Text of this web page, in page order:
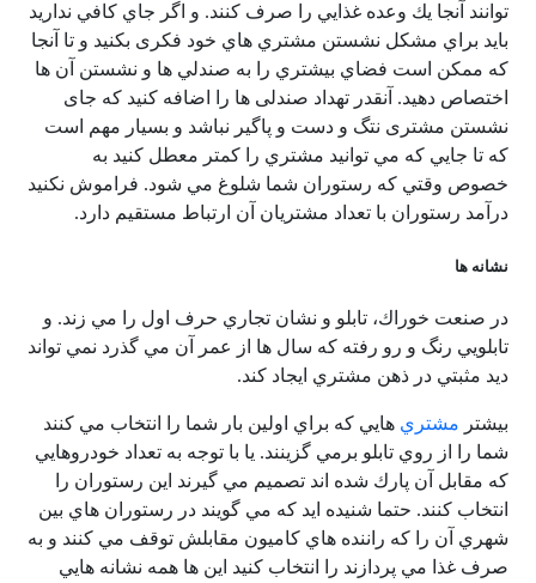
توانند آنجا يك وعده غذايي را صرف كنند. و اگر جاي كافي نداريد
بايد براي مشكل نشستن مشتري هاي خود فكری بكنيد و تا آنجا
كه ممكن است فضاي بيشتري را به صندلي ها و نشستن آن ها
اختصاص دهيد. آنقدر تهداد صندلی ها را اضافه کنید که جای
نشستن مشتری نتگ و دست و پاگیر نباشد و بسيار مهم است
كه تا جايي كه مي توانيد مشتري را كمتر معطل كنيد به
خصوص وقتي كه رستوران شما شلوغ مي شود. فراموش نکنید
درآمد رستوران با تعداد مشتریان آن ارتباط مستقیم دارد.
نشانه ها
در صنعت خوراك، تابلو و نشان تجاري حرف اول را مي زند. و
تابلويي رنگ و رو رفته كه سال ها از عمر آن مي گذرد نمي تواند
ديد مثبتي در ذهن مشتري ايجاد كند.
بيشتر مشتري هايي كه براي اولين بار شما را انتخاب مي كنند
شما را از روي تابلو برمي گزينند. يا با توجه به تعداد خودروهايي
كه مقابل آن پارك شده اند تصميم مي گیرند اين رستوران را
انتخاب كنند. حتما شنيده ايد كه مي گويند در رستوران هاي بين
شهري آن را كه راننده هاي كاميون مقابلش توقف مي كنند و به
صرف غذا مي پردازند را انتخاب كنيد اين ها همه نشانه هايي